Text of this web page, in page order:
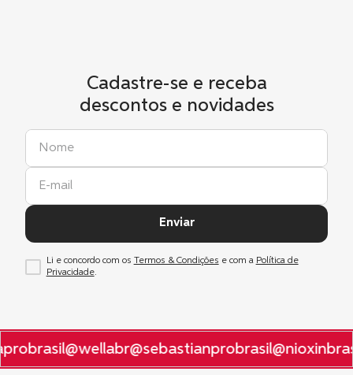
Cadastre-se e receba
descontos e novidades
Enviar
Li e concordo com os Termos & Condições e com a Política de
Privacidade.
@wellabr@sebastianprobrasil